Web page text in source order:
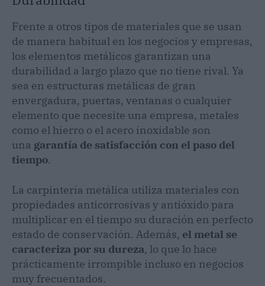
Frente a otros tipos de materiales que se usan
de manera habitual en los negocios y empresas,
los elementos metálicos garantizan una
durabilidad a largo plazo que no tiene rival. Ya
sea en estructuras metálicas de gran
envergadura, puertas, ventanas o cualquier
elemento que necesite una empresa, metales
como el hierro o el acero inoxidable son
una garantía de satisfacción con el paso del
tiempo.
La carpintería metálica utiliza materiales con
propiedades anticorrosivas y antióxido para
multiplicar en el tiempo su duración en perfecto
estado de conservación. Además, el metal se
caracteriza por su dureza, lo que lo hace
prácticamente irrompible incluso en negocios
muy frecuentados.